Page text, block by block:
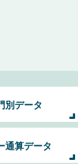
別データ
通算データ